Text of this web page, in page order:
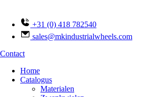
inhoud
+31 (0) 418 782540
sales@mkindustrialwheels.com
Contact
Home
Catalogus
Materialen